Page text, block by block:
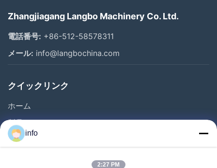
Zhangjiagang Langbo Machinery Co. Ltd.
電話番号: +86-512-58578311
メール: info@langbochina.com
クイックリンク
ホーム
製品
ビデオ
info
2:27 PM